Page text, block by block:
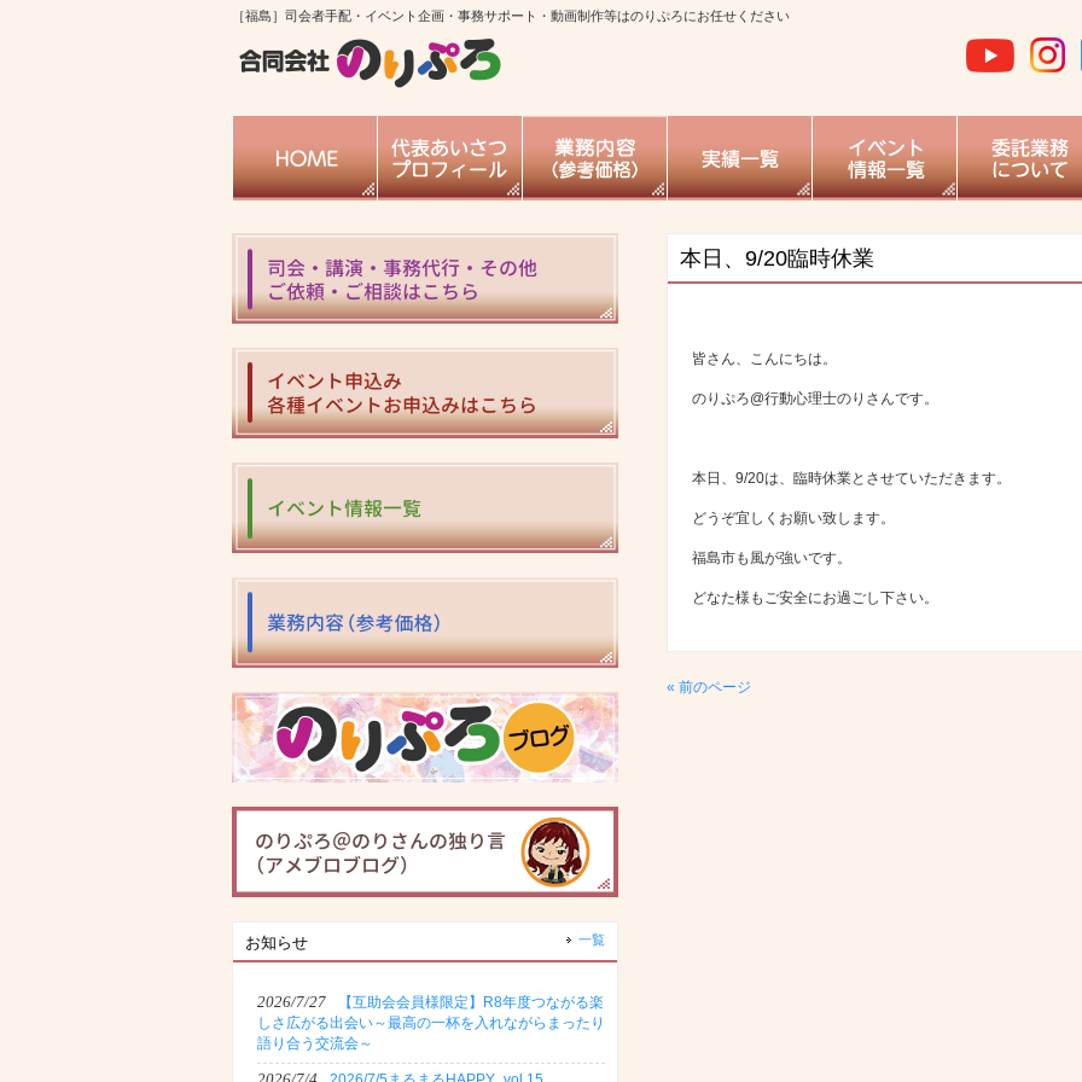
［福島］司会者手配・イベント企画・事務サポート・動画制作等はのりぷろにお任せください
本日、9/20臨時休業
皆さん、こんにちは。
のりぷろ@行動心理士のりさんです。
本日、9/20は、臨時休業とさせていただきます。
どうぞ宜しくお願い致します。
福島市も風が強いです。
どなた様もご安全にお過ごし下さい。
« 前のページ
お知らせ 一覧
2026/7/27
【互助会会員様限定】R8年度つながる楽
しさ広がる出会い～最高の一杯を入れながらまったり
語り合う交流会～